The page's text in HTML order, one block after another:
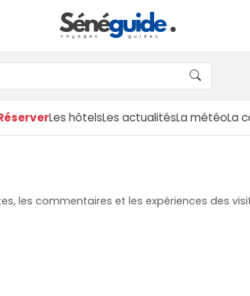
Les hôtelsLes actualitésLa météoLa
les commentaires et les expériences des